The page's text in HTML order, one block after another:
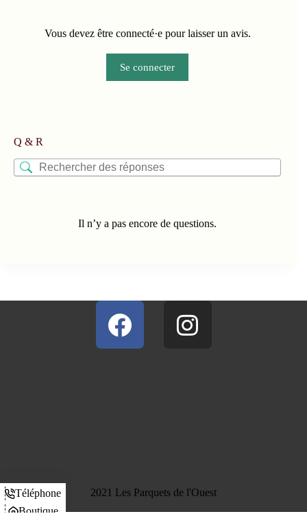
Vous devez être connecté·e pour laisser un avis.
Se connecter
Q & R
Il n’y a pas encore de questions.
2021 Les Parquets de l'Ouest
Téléphone
Boutique